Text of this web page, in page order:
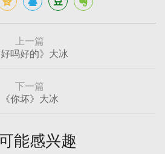
上一篇
好吗好的》大冰
下一篇
《你坏》大冰
能感兴趣